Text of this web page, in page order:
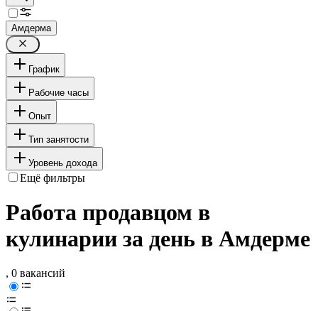
Амдерма
График
Рабочие часы
Опыт
Тип занятости
Уровень дохода
Ещё фильтры
Работа продавцом в
кулинарии за день в Амдерме
, 0 вакансий